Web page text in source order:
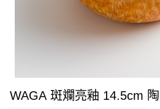
WAGA 斑斕亮釉 14.5cm